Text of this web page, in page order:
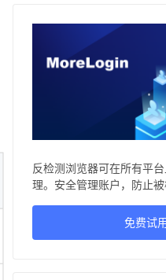
反检测浏览器可在所有平
理。安全管理账户，防止
免费试